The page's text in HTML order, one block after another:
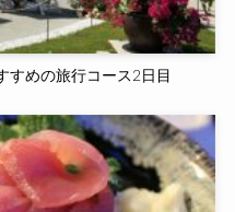
すめの旅行コース2日目